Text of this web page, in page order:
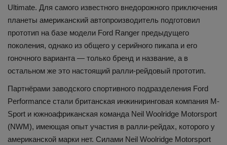
Ultimate. Для самого известного внедорожного приключения
планеты американский автопроизводитель подготовил
прототип на базе модели Ford Ranger предыдущего
поколения, однако из общего у серийного пикапа и его
гоночного варианта — только бренд и название, а в
остальном же это настоящий ралли-рейдовый прототип.
Партнёрами заводского спортивного подразделения Ford
Performance стали британская инжиниринговая компания M-
Sport и южноафриканская команда Neil Woolridge Motorsport
(NWM), имеющая опыт участия в ралли-рейдах, которого у
американской марки нет. Силами Neil Woolridge Motorsport